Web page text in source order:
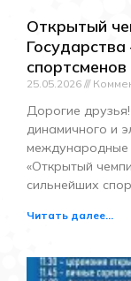
Открытый
спортсменов
25.05.2026
Дорогие
динамичного и
международные
«Открытый
сильнейших
Читать далее...